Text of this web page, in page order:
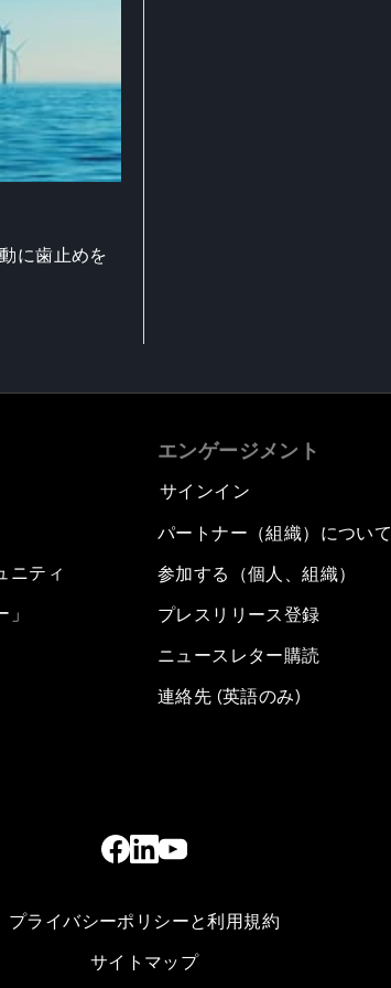
に歯止めを
ニティ
エンゲージメント
サインイン
パートナー（組織）について
参加する（個人、組織）
プレスリリース登録
ニュースレター購読
連絡先 (英語のみ)
プライバシーポリシーと利用規約
サイトマップ